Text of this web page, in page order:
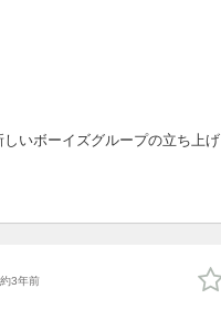
いボーイズグループの立ち上げ
約3年前